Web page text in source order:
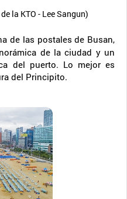
la KTO - Lee Sangun)
de las postales de Busan,
de la ciudad y un
del puerto. Lo mejor es
del Principito.